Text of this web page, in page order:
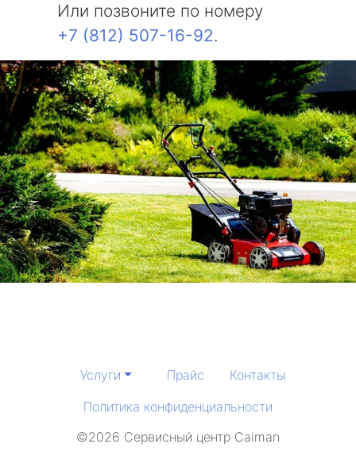
Или позвоните по номеру
+7 (812) 507-16-92.
Услуги Прайс
Контакты
Политика конфиденциальности
©2026 Сервисный центр Caiman